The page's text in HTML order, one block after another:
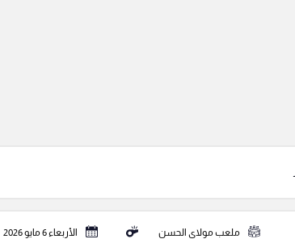
ملعب مولاي الحسن الأربعاء 6 مايو 2026